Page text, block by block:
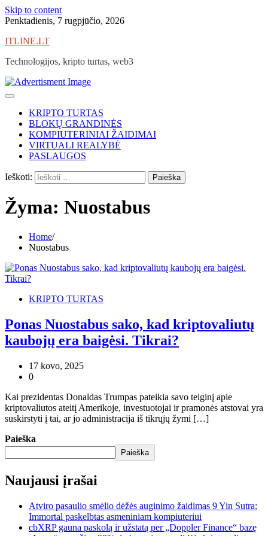
Skip to content
Penktadienis, 7 rugpjūčio, 2026
ITLINE.LT
Technologijos, kripto turtas, web3
KRIPTO TURTAS
BLOKŲ GRANDINĖS
KOMPIUTERINIAI ŽAIDIMAI
VIRTUALI REALYBĖ
PASLAUGOS
Ieškoti:
Žyma: Nuostabus
Home
Nuostabus
KRIPTO TURTAS
Ponas Nuostabus sako, kad kriptovaliutų
kaubojų era baigėsi. Tikrai?
17 kovo, 2025
0
Kai prezidentas Donaldas Trumpas pateikia savo teiginį apie
kriptovaliutos ateitį Amerikoje, investuotojai ir pramonės atstovai yra
suskirstyti į tai, ar jo administracija iš tikrųjų žymi […]
Paieška
Paieška
Naujausi įrašai
Atviro pasaulio smėlio dėžės auginimo žaidimas 9 Yin Sutra:
Immortal paskelbtas asmeniniam kompiuteriui
cbXRP gauna paskolą ir užstatą per „Doppler Finance“ bazę